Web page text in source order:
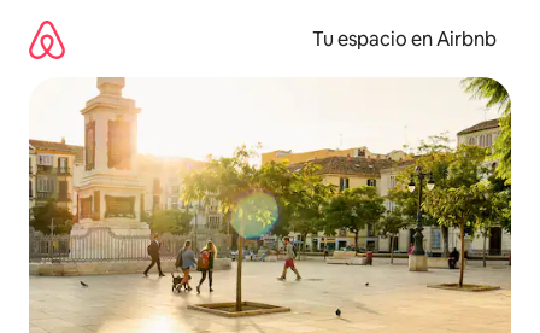
contenido
Tu espacio en Airbnb